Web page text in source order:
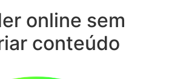
online sem
conteúdo